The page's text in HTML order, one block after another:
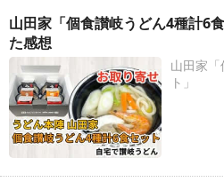
山田家「個食讃岐うどん4種計6
た感想
山田家
ト」